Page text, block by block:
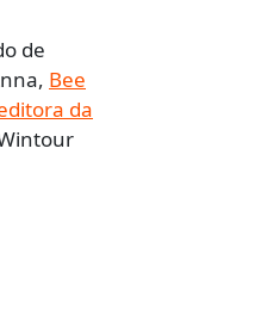
de
Bee
da